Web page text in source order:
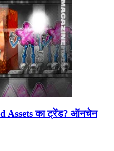
Assets का ट्रेंड? ऑनचेन